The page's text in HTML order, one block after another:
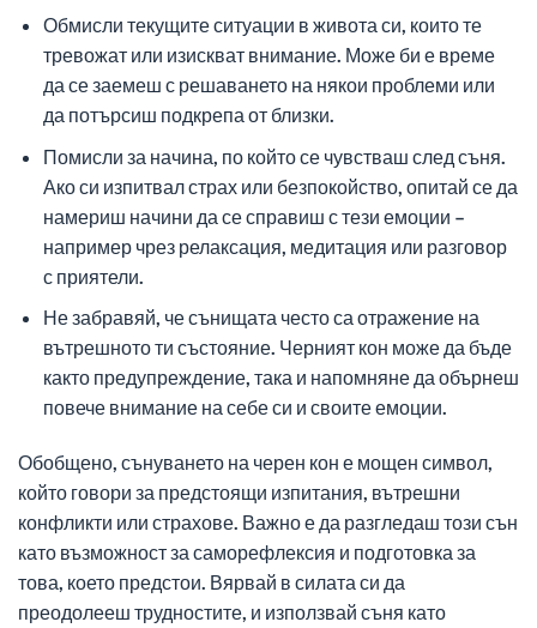
Обмисли текущите ситуации в живота си, които те
тревожат или изискват внимание. Може би е време
да се заемеш с решаването на някои проблеми или
да потърсиш подкрепа от близки.
Помисли за начина, по който се чувстваш след съня.
Ако си изпитвал страх или безпокойство, опитай се да
намериш начини да се справиш с тези емоции –
например чрез релаксация, медитация или разговор
с приятели.
Не забравяй, че сънищата често са отражение на
вътрешното ти състояние. Черният кон може да бъде
както предупреждение, така и напомняне да обърнеш
повече внимание на себе си и своите емоции.
Обобщено, сънуването на черен кон е мощен символ,
който говори за предстоящи изпитания, вътрешни
конфликти или страхове. Важно е да разгледаш този сън
като възможност за саморефлексия и подготовка за
това, което предстои. Вярвай в силата си да
преодолееш трудностите, и използвай съня като